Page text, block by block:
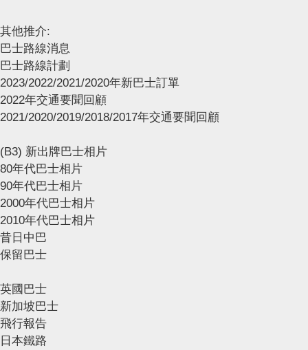
其他推介:
巴士路線消息
巴士路線計劃
2023/2022/2021/2020年新巴士訂單
2022年交通要聞回顧
2021/2020/2019/2018/2017年交通要聞回顧
(B3) 新出牌巴士相片
80年代巴士相片
90年代巴士相片
2000年代巴士相片
2010年代巴士相片
昔日中巴
保留巴士
英國巴士
新加坡巴士
飛行報告
日本鐵路